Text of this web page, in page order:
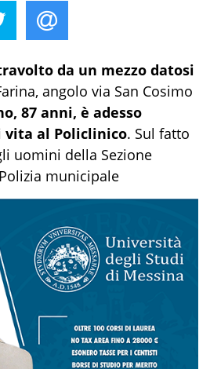
da un mezzo datosi
angolo via San Cosimo
87 anni, è adesso
al Policlinico. Sul fatto
uomini della Sezione
municipale